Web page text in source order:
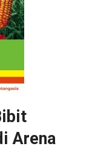
Arena